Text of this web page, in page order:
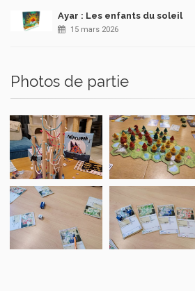
Ayar : Les enfants du soleil
15 mars 2026
Photos de partie